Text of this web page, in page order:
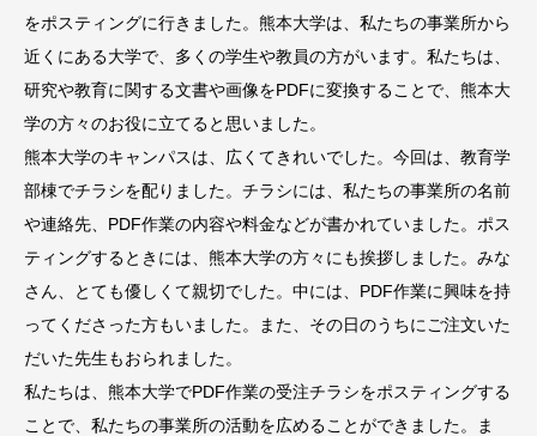
をポスティングに行きました。熊本大学は、私たちの事業所から
近くにある大学で、多くの学生や教員の方がいます。私たちは、
研究や教育に関する文書や画像をPDFに変換することで、熊本大
学の方々のお役に立てると思いました。
熊本大学のキャンパスは、広くてきれいでした。今回は、教育学
部棟でチラシを配りました。チラシには、私たちの事業所の名前
や連絡先、PDF作業の内容や料金などが書かれていました。ポス
ティングするときには、熊本大学の方々にも挨拶しました。みな
さん、とても優しくて親切でした。中には、PDF作業に興味を持
ってくださった方もいました。また、その日のうちにご注文いた
だいた先生もおられました。
私たちは、熊本大学でPDF作業の受注チラシをポスティングする
ことで、私たちの事業所の活動を広めることができました。ま